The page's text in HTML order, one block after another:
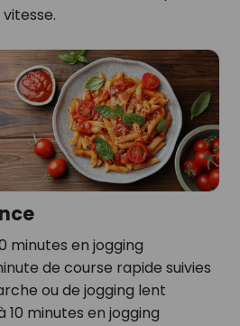
minutes en jogging
de course rapide suivies
ou de jogging lent
minutes en jogging